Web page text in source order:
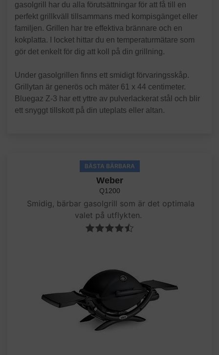
gasolgrill har du alla förutsättningar för att få till en
perfekt grillkväll tillsammans med kompisgänget eller
familjen. Grillen har tre effektiva brännare och en
kokplatta. I locket hittar du en temperaturmätare som
gör det enkelt för dig att koll på din grillning.
Under gasolgrillen finns ett smidigt förvaringsskåp.
Grillytan är generös och mäter 61 x 44 centimeter.
Bluegaz Z-3 har ett yttre av pulverlackerat stål och blir
ett snyggt tillskott på din uteplats eller altan.
BÄSTA BÄRBARA
Weber
Q1200
Smidig, bärbar gasolgrill som är det optimala
valet på utflykten.